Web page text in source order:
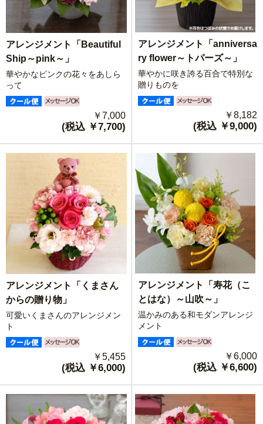
アレンジメント「Beautiful
Ship～pink～」
華やかなピンクの花々をあしら
って
￥7,000
(税込 ￥7,700)
アレンジメント「anniversa
ry flower～トパーズ～」
華やかに咲き誇る百合で特別な
贈りものを
￥8,182
(税込 ￥9,000)
アレンジメント「くまさん
からの贈り物」
可愛いくまさんのアレンジメン
ト
￥5,455
(税込 ￥6,000)
アレンジメント「寿花（こ
とはな）～山吹～」
温かみのある和モダンアレンジ
メント
￥6,000
(税込 ￥6,600)